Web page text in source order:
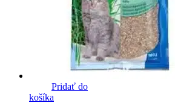
Pridať do
košíka